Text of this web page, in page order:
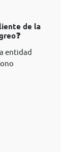
de la
entidad